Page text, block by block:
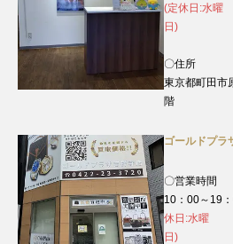
(定休日:水曜
〇住所
東京都町田市
階
ゴールドプラ
〇営業時間
10：
休日:水曜